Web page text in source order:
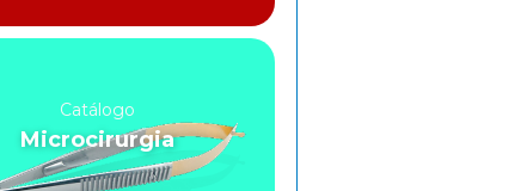
Catálogo
Microcirurgia